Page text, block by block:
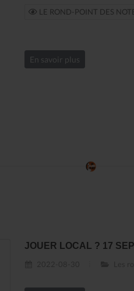
LE ROND-POINT DES
En savoir plus
JOUER LOCAL ? 17